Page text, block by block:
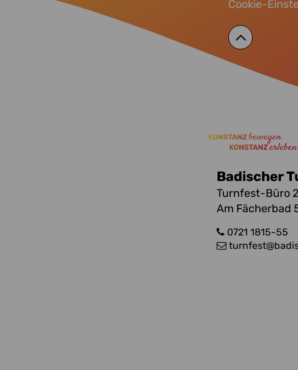
Cookie-
Badischer
Turnfest-Büro
Am Fächerbad
0721 1815-55
turnfest